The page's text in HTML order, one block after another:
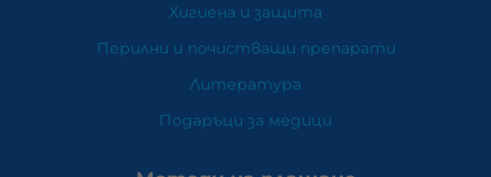
Хигиена и защита
Перилни и почистващи препарати
Литература
Подаръци за медици